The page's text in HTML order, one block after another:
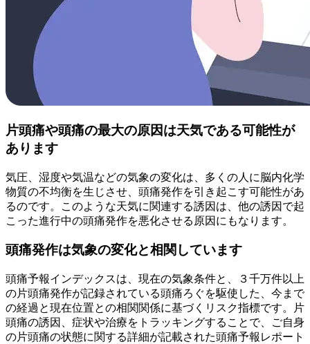
片頭痛や頭痛の最大の原因は天気である可能性が
あります
気圧、湿度や気温などの気象の変化は、多くの人に脳内化学
物質の不均衡を生じさせ、頭痛発作を引き起こす可能性があ
るのです。このような天気に関連する誘因は、他の誘因で起
こった進行中の頭痛発作を悪化させる原因にもなります。
頭痛発作は気象の変化と相関しています
頭痛予報インデックスは、現在の気象条件と、３千万件以上
の片頭痛発作が記録されている頭痛ろぐを駆使した、今まで
の経過と現在位置との相関関係に基づくリスク指標です。片
頭痛の誘因、症状や治療をトラッキングすることで、ご自身
の片頭痛の状態に関する詳細が記載された頭痛予報レポート